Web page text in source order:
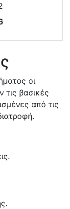
οι
βασικές
από τις